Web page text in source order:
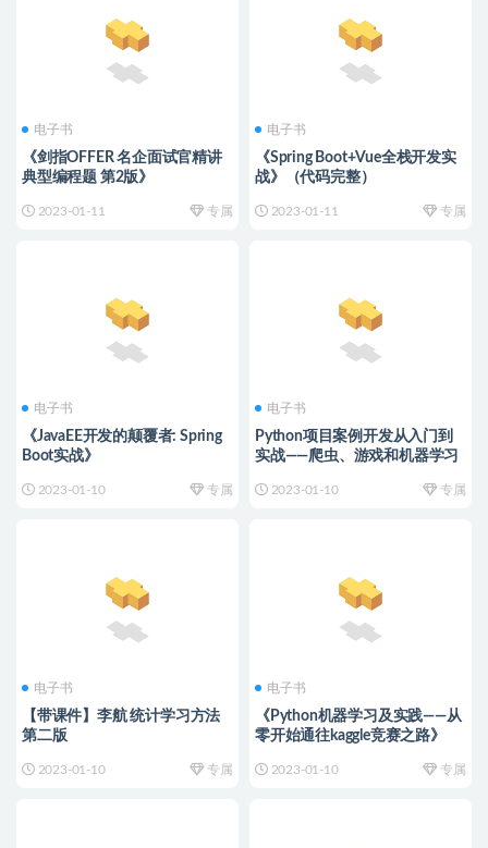
电子书
《剑指OFFER 名企面试官精讲
典型编程题 第2版》
2023-01-11 专属
电子书
《Spring Boot+Vue全栈开发实
战》（代码完整）
2023-01-11 专属
电子书
《JavaEE开发的颠覆者: Spring
Boot实战》
2023-01-10 专属
电子书
Python项目案例开发从入门到
实战——爬虫、游戏和机器学习
2023-01-10 专属
电子书
【带课件】李航 统计学习方法
第二版
2023-01-10 专属
电子书
《Python机器学习及实践——从
零开始通往kaggle竞赛之路》
2023-01-10 专属